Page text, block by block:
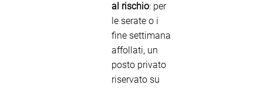
al rischio: per
le serate o i
fine settimana
affollati, un
posto privato
riservato su